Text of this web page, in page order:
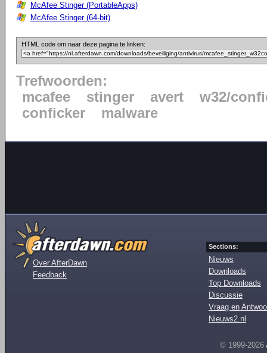
McAfee Stinger (PortableApps)
McAfee Stinger (64-bit)
HTML code om naar deze pagina te linken:
Trefwoorden:
mcafee
stinger avert
w32/
conficker
malware
Over AfterDawn
Feedback
Sections:
Nieuws
Downloads
Top Downloads
Discussie
Vraag en
Nieuws2.nl
© 1999-2026